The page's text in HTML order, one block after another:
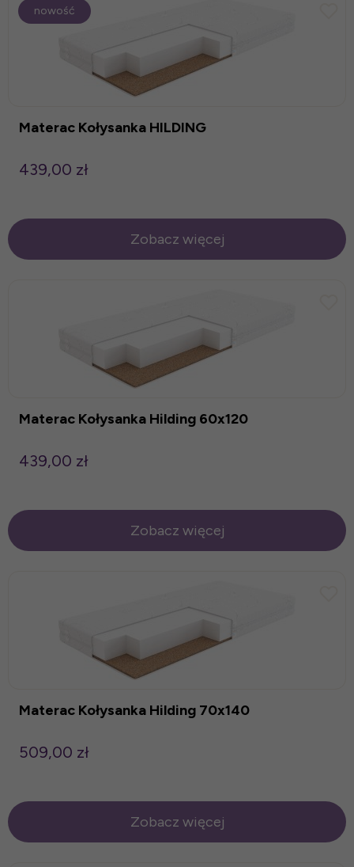
Materac Kołysanka HILDING
439,00 zł
Zobacz więcej
nowość
Materac Kołysanka Hilding 60x120
439,00 zł
Zobacz więcej
Materac Kołysanka Hilding 70x140
509,00 zł
Zobacz więcej